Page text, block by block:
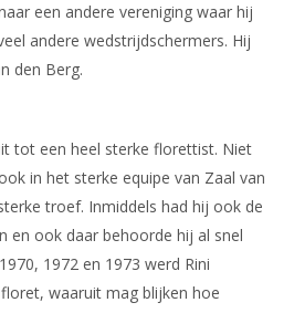
een andere vereniging waar hij
andere wedstrijdschermers. Hij
den Berg.
tot een heel sterke florettist. Niet
in het sterke equipe van Zaal van
troef. Inmiddels had hij ook de
en ook daar behoorde hij al snel
1972 en 1973 werd Rini
waaruit mag blijken hoe